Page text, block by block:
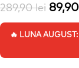
289,90lei 89,90
🔥 LUNA